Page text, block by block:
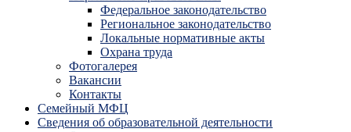
Федеральное законодательство
Региональное законодательство
Локальные нормативные акты
Охрана труда
Фотогалерея
Вакансии
Контакты
Семейный МФЦ
Сведения об образовательной деятельности